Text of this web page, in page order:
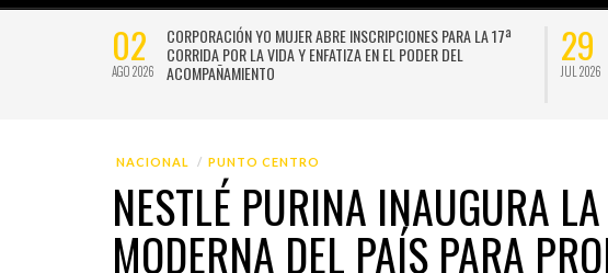
02
AGO 2026
CORPORACIÓN YO MUJER ABRE INSCRIPCIONES PARA LA 17ª
CORRIDA POR LA VIDA Y ENFATIZA EN EL PODER DEL
ACOMPAÑAMIENTO
29
JUL 2026
NACIONAL PUNTO CENTRO
NESTLÉ PURINA INAUGURA
MODERNA DEL PAÍS PARA